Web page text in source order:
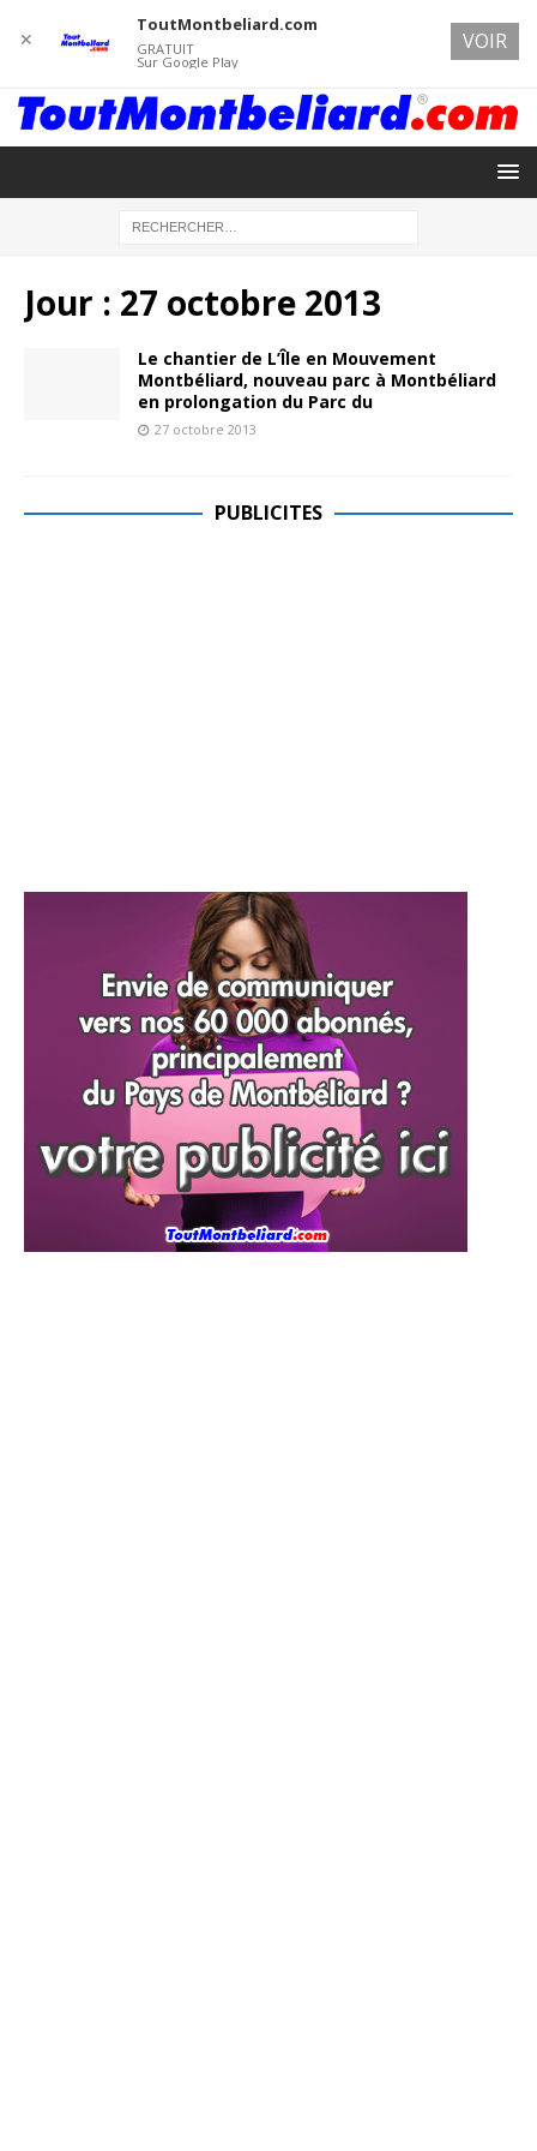
Jour : 27 octobre 2013
Le chantier de L’Île en Mouvement
Montbéliard, nouveau parc à Montbéliard
en prolongation du Parc du
27 octobre 2013
PUBLICITES
✕
ToutMontbeliard.com
GRATUIT
Sur Google Play
VOIR